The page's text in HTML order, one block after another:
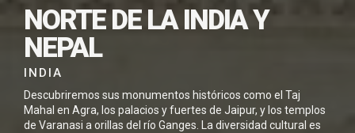
NORTE DE LA INDIA Y
NEPAL
INDIA
Descubriremos sus monumentos históricos como el Taj
Mahal en Agra, los palacios y fuertes de Jaipur, y los templos
de Varanasi a orillas del río Ganges. La diversidad cultural es
DESCARREGAR
AQUEST VIATGE EN
PDF